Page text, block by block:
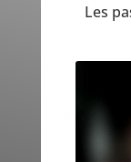
Les